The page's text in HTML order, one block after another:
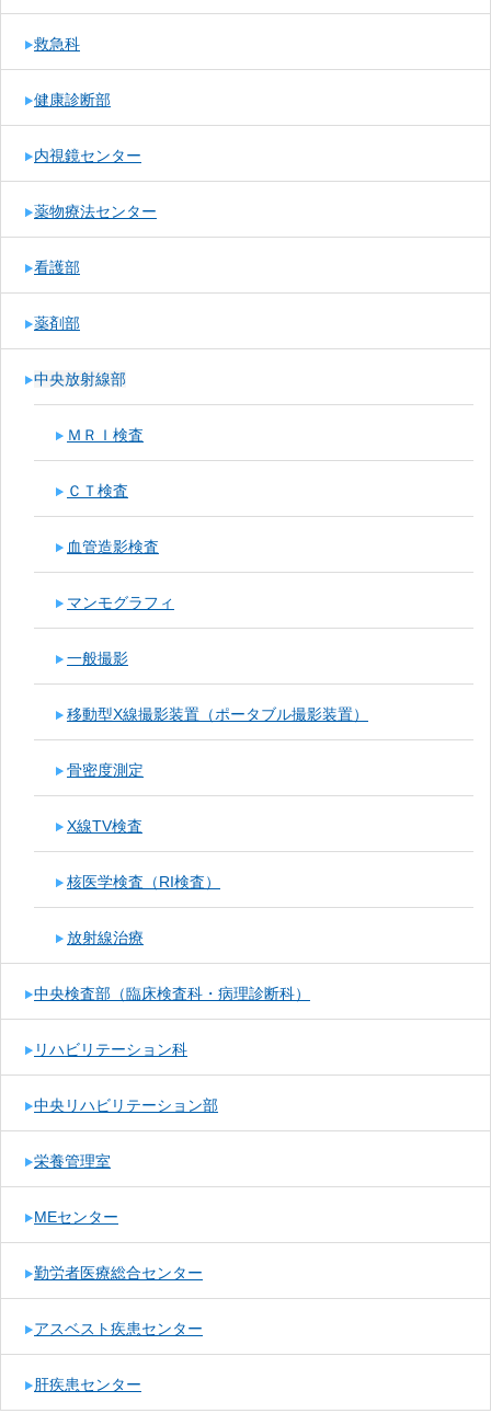
救急科
健康診断部
内視鏡センター
薬物療法センター
看護部
薬剤部
中央放射線部
ＭＲＩ検査
ＣＴ検査
血管造影検査
マンモグラフィ
一般撮影
移動型X線撮影装置（ポータブル撮影装置）
骨密度測定
X線TV検査
核医学検査（RI検査）
放射線治療
中央検査部（臨床検査科・病理診断科）
リハビリテーション科
中央リハビリテーション部
栄養管理室
MEセンター
勤労者医療総合センター
アスベスト疾患センター
肝疾患センター